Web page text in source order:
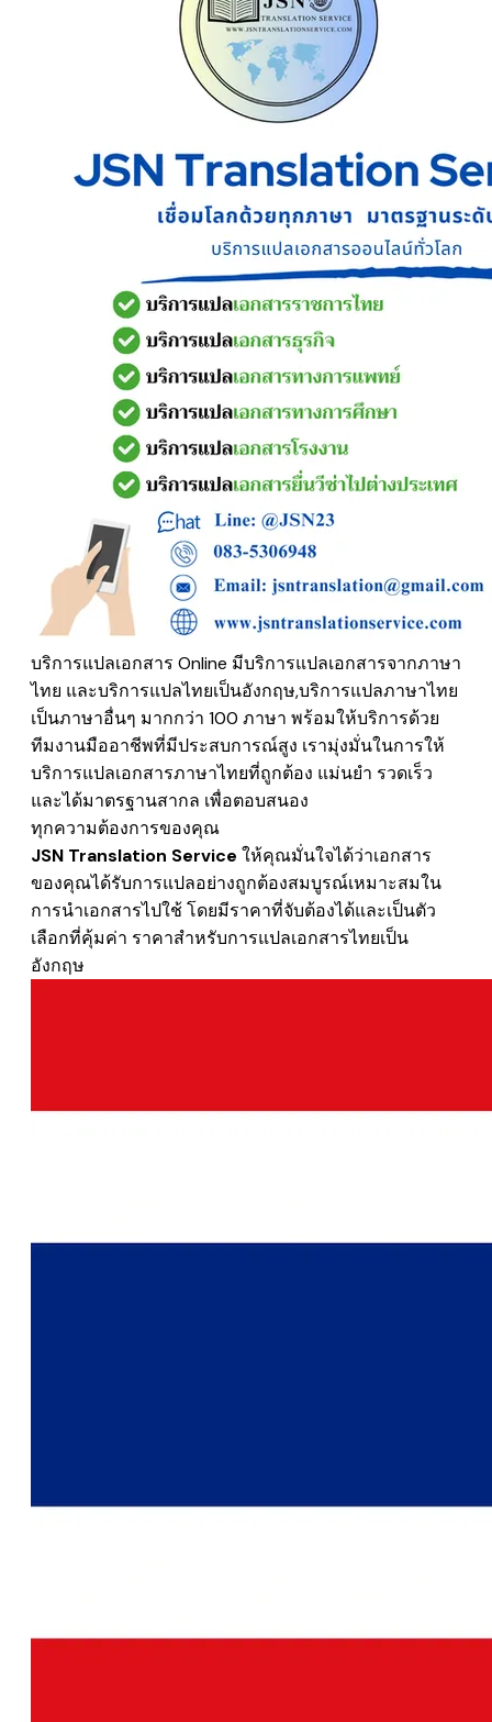
บริการแปลเอกสาร Online มีบริการแปลเอกสารจากภาษา
ไทย และบริการแปลไทยเป็นอังกฤษ,บริการแปลภาษาไทย
เป็นภาษาอื่นๆ มากกว่า 100 ภาษา พร้อมให้บริการด้วย
ทีมงานมืออาชีพที่มีประสบการณ์สูง เรามุ่งมั่นในการให้
บริการแปลเอกสารภาษาไทยที่ถูกต้อง แม่นยำ รวดเร็ว
และได้มาตรฐานสากล เพื่อตอบสนอง
ทุกความต้องการของคุณ
JSN Translation Service ให้คุณมั่นใจได้ว่าเอกสาร
ของคุณได้รับการแปลอย่างถูกต้องสมบูรณ์เหมาะสมใน
การนำเอกสารไปใช้โดยมีราคาที่จับต้องได้และเป็นตัว
เลือกที่คุ้มค่า ราคาสำหรับการแปลเอกสารไทยเป็น
อังกฤษ